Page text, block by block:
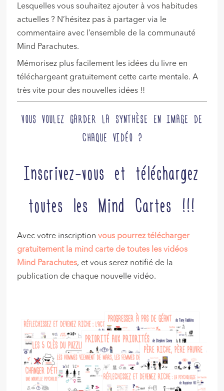
Lesquelles vous souhaitez ajouter à vos habitudes
actuelles ? N’hésitez pas à partager via le
commentaire avec l’ensemble de la communauté
Mind Parachutes.
Mémorisez plus facilement les idées du livre en
téléchargeant gratuitement cette carte mentale. A
très vite pour des nouvelles idées !!
VOUS VOULEZ GARDER LA SYNTHÈSE EN IMAGE DE
CHAQUE VIDÉO ?
Inscrivez-vous et téléchargez
toutes les Mind Cartes !!!
Avec votre inscriptionvous pourrez télécharger
gratuitement la mind carte de toutes les vidéos
Mind Parachutes, et vous serez notifié de la
publication de chaque nouvelle vidéo.